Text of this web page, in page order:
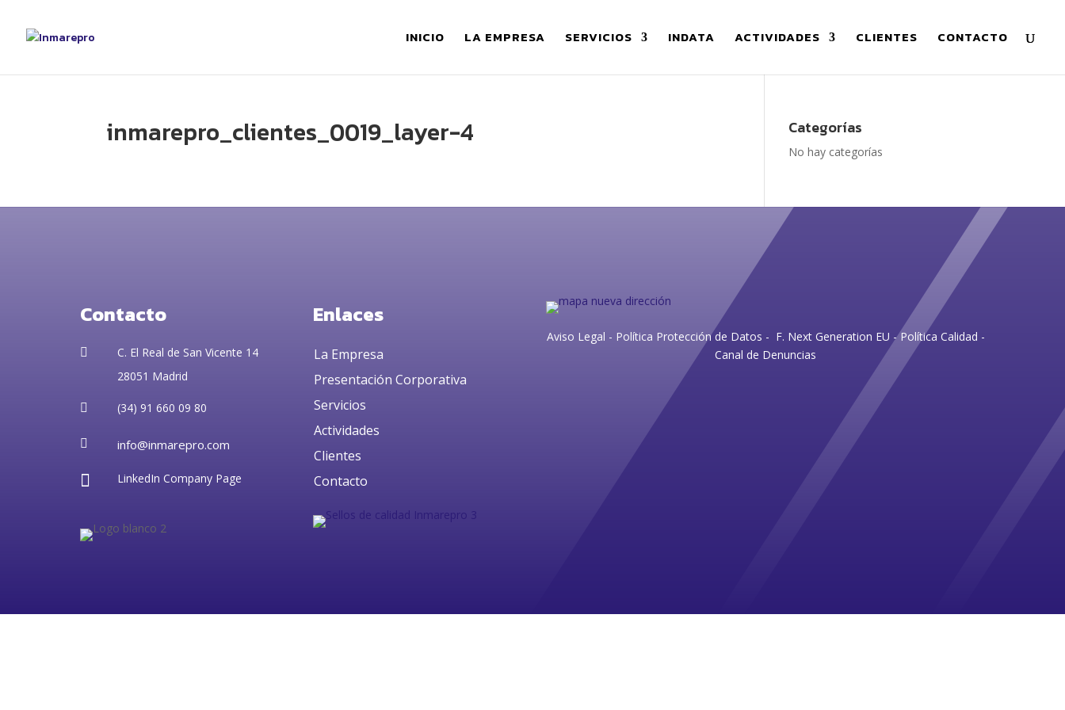
INICIO LA EMPRESA SERVICIOS INDATA ACTIVIDADES CLIENTES CONTACTO
inmarepro_clientes_0019_layer-4 Categorías
No hay categorías
Contacto

C. El Real de San Vicente 14
28051 Madrid
 (34) 91 660 09 80
 info@inmarepro.com
 LinkedIn Company Page
Enlaces
La Empresa
Presentación Corporativa
Servicios
Actividades
Clientes
Contacto
Aviso Legal - Política Protección de Datos - F. Next Generation EU -Política Calidad -
Canal de Denuncias